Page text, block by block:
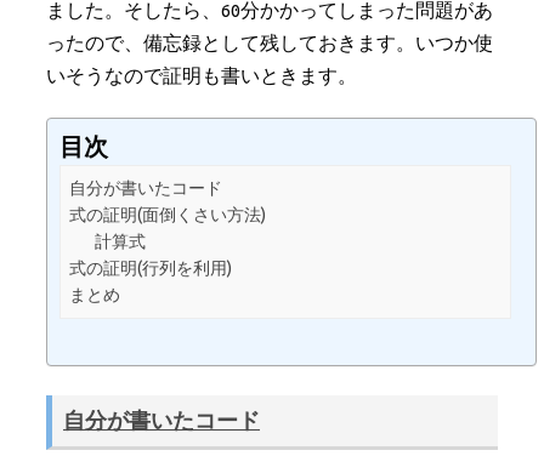
ました。そしたら、60分かかってしまった問題があ
ったので、備忘録として残しておきます。いつか使
いそうなので証明も書いときます。
目次
自分が書いたコード
式の証明(面倒くさい方法)
計算式
式の証明(行列を利用)
まとめ
自分が書いたコード